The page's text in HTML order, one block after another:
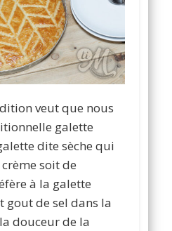
veut que nous
galette
dite sèche qui
soit de
à la galette
gout de sel dans la
douceur de la